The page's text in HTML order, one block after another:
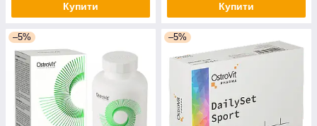
Купити Купити
–5% –5%